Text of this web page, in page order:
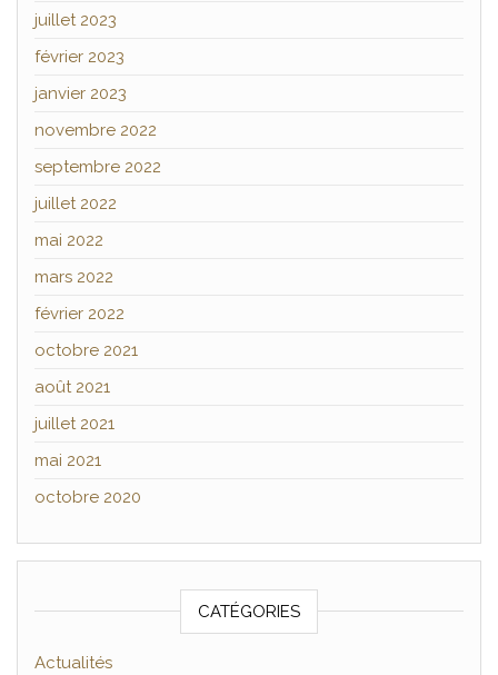
juillet 2023
février 2023
janvier 2023
novembre 2022
septembre 2022
juillet 2022
mai 2022
mars 2022
février 2022
octobre 2021
août 2021
juillet 2021
mai 2021
octobre 2020
CATÉGORIES
Actualités